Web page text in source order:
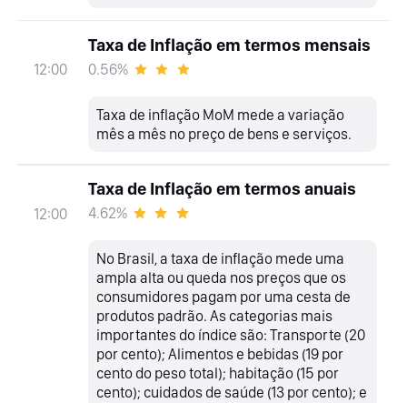
12:00
Taxa de Inflação em termos mensais
0.56%
Taxa de inflação MoM mede a variação
mês a mês no preço de bens e serviços.
12:00
Taxa de Inflação em termos anuais
4.62%
No Brasil, a taxa de inflação mede uma
ampla alta ou queda nos preços que os
consumidores pagam por uma cesta de
produtos padrão. As categorias mais
importantes do índice são: Transporte (20
por cento); Alimentos e bebidas (19 por
cento do peso total); habitação (15 por
cento); cuidados de saúde (13 por cento); e